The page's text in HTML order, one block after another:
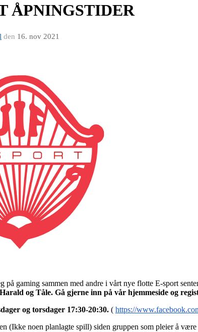
ÅPNINGSTIDER
den 16. nov 2021
på gaming sammen med andre i vårt nye flotte E-sport
og Tåle. Gå gjerne inn på vår hjemmeside og
og torsdager 17:30-20:30. ( https://
(Ikke noen planlagte spill) siden gruppen som pleier å